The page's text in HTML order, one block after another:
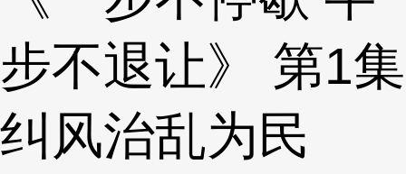
步不退让》 第1集
纠风治乱为民